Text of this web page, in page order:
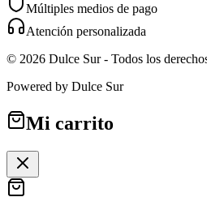
Múltiples medios de pago
Atención personalizada
© 2026 Dulce Sur- Todos los
Powered by Dulce Sur
Mi carrito